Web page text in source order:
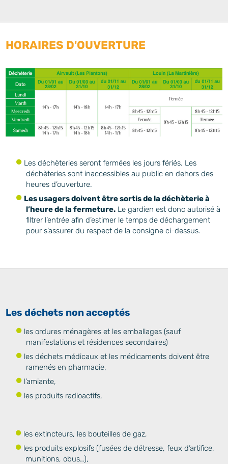
HORAIRES D'OUVERTURE
Les déchèteries seront fermées les jours fériés. Les
déchèteries sont inaccessibles au public en dehors des
heures d’ouverture.
Les usagers doivent être sortis de la déchèterie à
l’heure de la fermeture. Le gardien est donc autorisé à
filtrer l’entrée afin d’estimer le temps de déchargement
pour s’assurer du respect de la consigne ci-dessus.
Les déchets non acceptés
les ordures ménagères et les emballages (sauf
manifestations et résidences secondaires)
les déchets médicaux et les médicaments doivent être
ramenés en pharmacie,
l’amiante,
les produits radioactifs,
les extincteurs, les bouteilles de gaz,
les produits explosifs (fusées de détresse, feux d’artifice,
munitions, obus…),